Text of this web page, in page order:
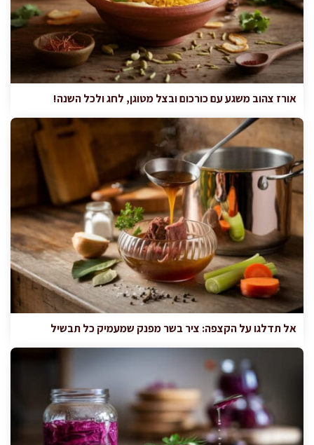
אורז צהוב משגע עם כורכום ובצל מטוגן, לחג ולכל השנה!
אל תדלגו על הקצפה: ציר בשר מפנק שמעמיק כל תבשיל